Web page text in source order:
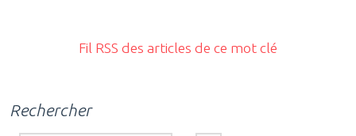
Fil RSS des articles de ce mot clé
Rechercher